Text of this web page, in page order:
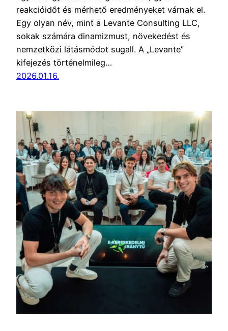
reakcióidőt és mérhető eredményeket várnak el.
Egy olyan név, mint a Levante Consulting LLC,
sokak számára dinamizmust, növekedést és
nemzetközi látásmódot sugall. A „Levante”
kifejezés történelmileg…
2026.01.16.